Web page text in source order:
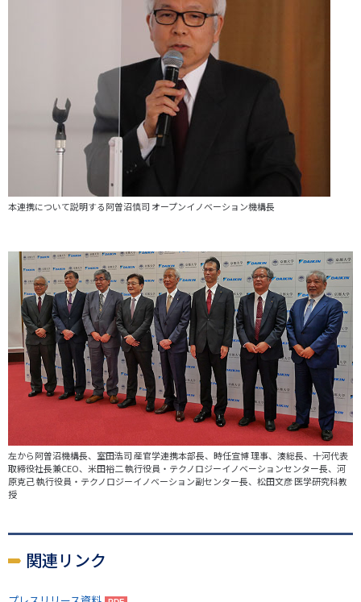
本連携について説明する阿曽沼慎司 オープンイノベーション機構長
左から阿曽沼機構長、室田浩司 産官学連携本部長、時任宣博 理事、湊総長、十河代表
取締役社長兼CEO、米田裕二 執行役員・テクノロジーイノベーションセンター長、河
原克己 執行役員・テクノロジーイノベーション副センター長、松田文彦 医学研究科教
授
関連リンク